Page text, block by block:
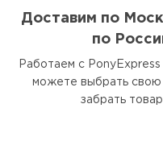
Доставим по
по
Работаем с
можете выбрать свою
забрать